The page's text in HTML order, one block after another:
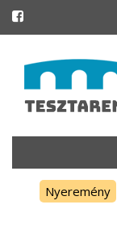
to
content
Nyeremény